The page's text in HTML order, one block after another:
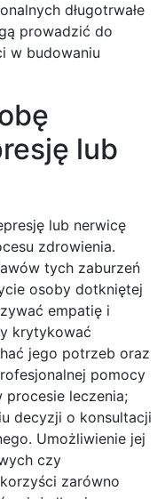
długotrwałe
prowadzić do
w budowaniu
lub
lub nerwicę
zdrowienia.
tych zaburzeń
osoby dotkniętej
empatię i
krytykować
jego potrzeb oraz
pomocy
leczenia;
decyzji o konsultacji
Umożliwienie jej
czy
zarówno